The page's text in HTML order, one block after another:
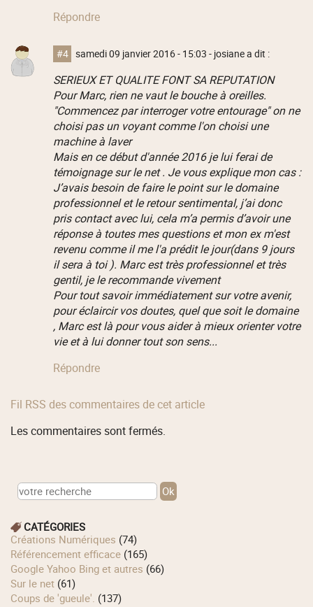
Répondre
#4 samedi 09 janvier 2016 - 15:03 - josiane a dit :
SERIEUX ET QUALITE FONT SA REPUTATION
Pour Marc, rien ne vaut le bouche à oreilles.
"Commencez par interroger votre entourage" on ne
choisi pas un voyant comme l'on choisi une
machine à laver
Mais en ce début d'année 2016 je lui ferai de
témoignage sur le net . Je vous explique mon cas :
J’avais besoin de faire le point sur le domaine
professionnel et le retour sentimental, j’ai donc
pris contact avec lui, cela m’a permis d’avoir une
réponse à toutes mes questions et mon ex m'est
revenu comme il me l'a prédit le jour(dans 9 jours
il sera à toi ). Marc est très professionnel et très
gentil, je le recommande vivement
Pour tout savoir immédiatement sur votre avenir,
pour éclaircir vos doutes, quel que soit le domaine
, Marc est là pour vous aider à mieux orienter votre
vie et à lui donner tout son sens...
Répondre
Fil RSS des commentaires de cet article
Les commentaires sont fermés.
CATÉGORIES
Créations Numériques (74)
Référencement efficace (165)
Google Yahoo Bing et autres (66)
Sur le net (61)
Coups de 'gueule'. (137)